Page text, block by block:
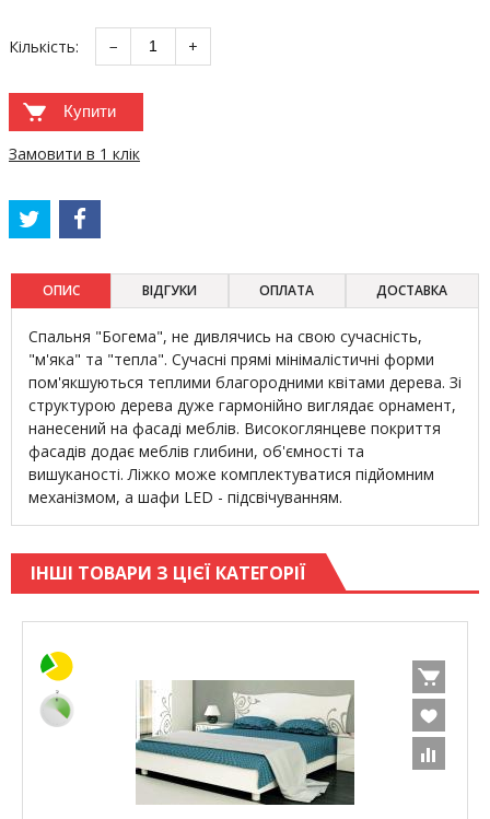
Кількість: − +
Купити
Замовити в 1 клік
ОПИС ВІДГУКИ ОПЛАТА ДОСТАВКА
Спальня "Богема", не дивлячись на свою сучасність,
"м'яка" та "тепла". Сучасні прямі мінімалістичні форми
пом'якшуються теплими благородними квітами дерева. Зі
структурою дерева дуже гармонійно виглядає орнамент,
нанесений на фасаді меблів. Високоглянцеве покриття
фасадів додає меблів глибини, об'ємності та
вишуканості. Ліжко може комплектуватися підйомним
механізмом, а шафи LED - підсвічуванням.
ІНШІ ТОВАРИ З ЦІЄЇ КАТЕГОРІЇ